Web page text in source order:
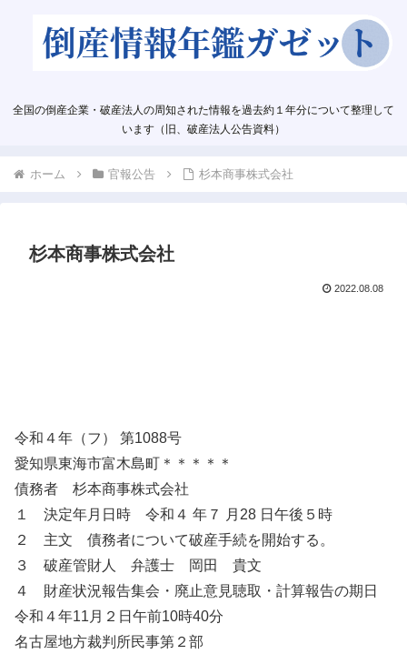
全国の倒産企業・破産法人の周知された情報を過去約１年分について整理して
います（旧、破産法人公告資料）
ホーム 官報公告 杉本商事株式会社
杉本商事株式会社
2022.08.08
令和４年（フ） 第1088号
愛知県東海市富木島町＊＊＊＊＊
債務者 杉本商事株式会社
１ 決定年月日時 令和４ 年７ 月28 日午後５時
２ 主文 債務者について破産手続を開始する。
３ 破産管財人 弁護士 岡田 貴文
４ 財産状況報告集会・廃止意見聴取・計算報告の期日
令和４年11月２日午前10時40分
名古屋地方裁判所民事第２部